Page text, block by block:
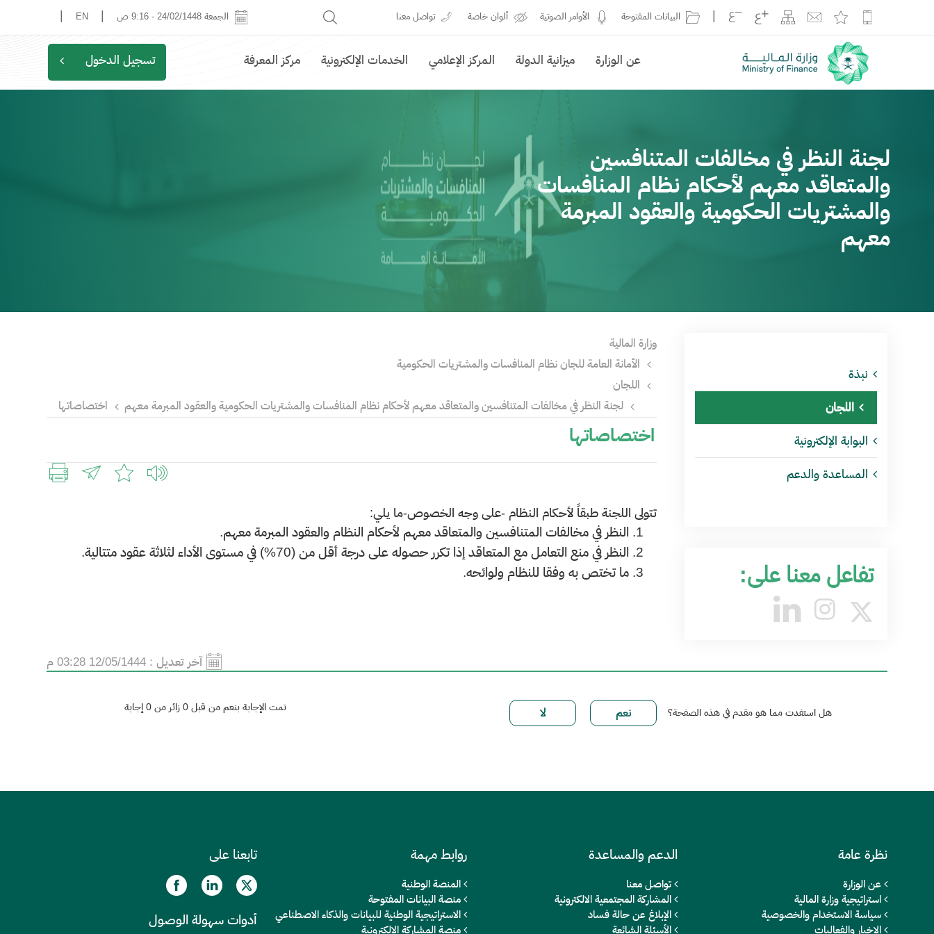
البيانات المفتوحة الأوامر الصوتية ألوان خاصة تواصل معنا EN الجمعة 24/02/1448 - 9:16 ص
عن الوزارة ميزانية الدولة المركز الإعلامي الخدمات الإلكترونية مركز المعرفة تسجيل الدخول
لجنة النظر في مخالفات المتنافسين
والمتعاقد معهم لأحكام نظام المنافسات
والمشتريات الحكومية والعقود المبرمة
معهم
نبذة
اللجان
البوابة الإلكترونية
المساعدة والدعم
تفاعل معنا على:
وزارة المالية
الأمانة العامة للجان نظام المنافسات والمشتريات الحكومية
اللجان
لجنة النظر في مخالفات المتنافسين والمتعاقد معهم لأحكام نظام المنافسات والمشتريات الحكومية والعقود المبرمة معهم
اختصاصاتها
اختصاصاتها
​تتولى اللجنة طبقاً لأحكام النظام -على وجه الخصوص-ما يلي:
​النظر في مخالفات المتنافسين والمتعاقد معهم لأحكام النظام والعقود المبرمة معهم.
النظر في منع التعامل مع المتعاقد إذا تكرر حصوله على درجة أقل من (70%) في مستوى الأداء لثلاثة عقود متتالية.
ما تختص به وفقا للنظام ولوائحه.
آخر تعديل : 12/05/1444 03:28 م
هل استفدت مما هو مقدم في هذه الصفحة؟ تمت الإجابة بنعم من قبل 0 زائر من 0 إجابة
نظرة عامة
عن الوزارة
استراتيجية وزارة المالية
سياسة الاستخدام والخصوصية
الاخبار والفعاليات
الدعم والمساعدة
تواصل معنا
المشاركة المجتمعية الالكترونية
الإبلاغ عن حالة فساد
الأسئلة الشائعة
روابط مهمة
المنصة الوطنية
منصة البيانات المفتوحة
الاستراتيجية الوطنية للبيانات والذكاء الاصطناعي
منصة المشاركة الالكترونية
تابعنا على
أدوات سهولة الوصول